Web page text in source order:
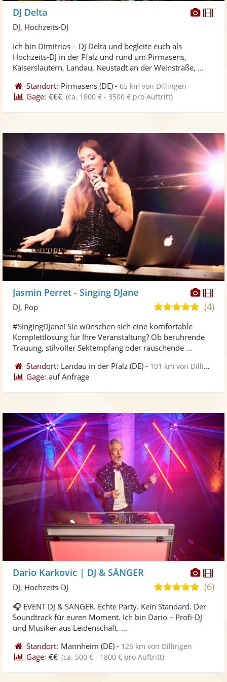
DJ Delta
DJ, Hochzeits-DJ
Ich bin Dimitrios – DJ Delta und begleite euch als
Hochzeits-DJ in der Pfalz und rund um Pirmasens,
Kaiserslautern, Landau, Neustadt an der Weinstraße, ...
Standort: Pirmasens (DE) -65 km von Dillingen
Gage: €€€ (ca. 1800 € - 3500 € pro Auftritt)
Jasmin Perret - Singing DJane
5,0
5
(4)
DJ, Pop
#SingingDJane! Sie wünschen sich eine komfortable
Komplettlösung für Ihre Veranstaltung? Ob berührende
Trauung, stilvoller Sektempfang oder rauschende ...
Standort: Landau in der Pfalz (DE) - 101 km von Dillingen
Gage: auf Anfrage
Fotos
Dario Karkovic | DJ & SÄNGER
5,0
5
Sternen
(6)
DJ, Hochzeits-DJ
🎧 EVENT DJ & SÄNGER. Echte Party. Kein Standard. Der
Soundtrack für euren Moment. Ich bin Dario – Profi-DJ
und Musiker aus Leidenschaft. ...
Standort: Mannheim (DE) - 126 km von Dillingen
Gage: €€ (ca. 500 € - 1800 € pro Auftritt)